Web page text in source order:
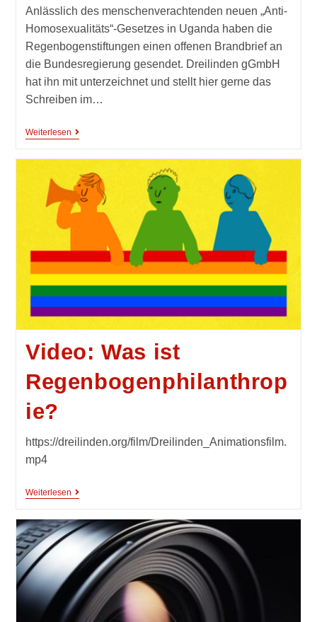
Anlässlich des menschenverachtenden neuen „Anti-
Homosexualitäts“-Gesetzes in Uganda haben die
Regenbogenstiftungen einen offenen Brandbrief an
die Bundesregierung gesendet. Dreilinden gGmbH
hat ihn mit unterzeichnet und stellt hier gerne das
Schreiben im…
Weiterlesen
Video: Was ist
Regenbogenphilanthrop
ie?
https://dreilinden.org/film/Dreilinden_Animationsfilm.
mp4
Weiterlesen